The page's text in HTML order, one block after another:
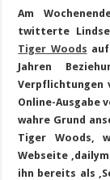
Am
twitterte
Tiger Woods
Jahren
Verpflichtungen
Online-Ausgabe
wahre Grund
Tiger Woods,
Webseite
ihn bereits als